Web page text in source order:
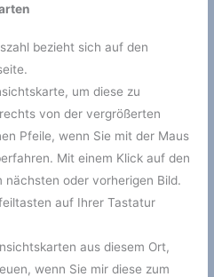
bezieht sich auf den
um diese zu
von der vergrößerten
Pfeile, wenn Sie mit der Maus
Mit einem Klick auf den
nächsten oder vorherigen Bild.
auf Ihrer Tastatur
aus diesem Ort,
wenn Sie mir diese zum